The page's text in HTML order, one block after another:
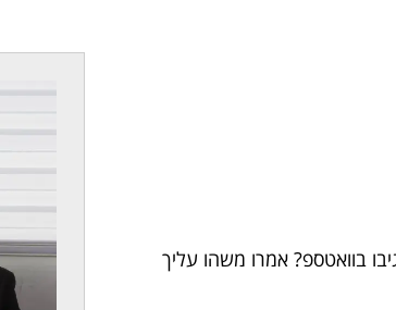
בוואטספ? אמרו משהו עליך